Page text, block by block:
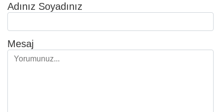
Adınız Soyadınız
Mesaj